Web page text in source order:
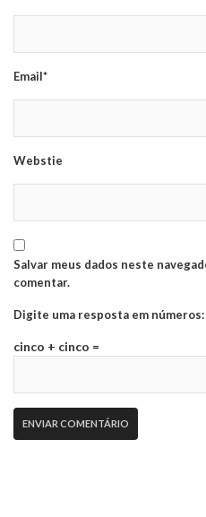
Email*
Webstie
Salvar meus dados neste
comentar.
Digite uma resposta em números:
cinco + cinco =